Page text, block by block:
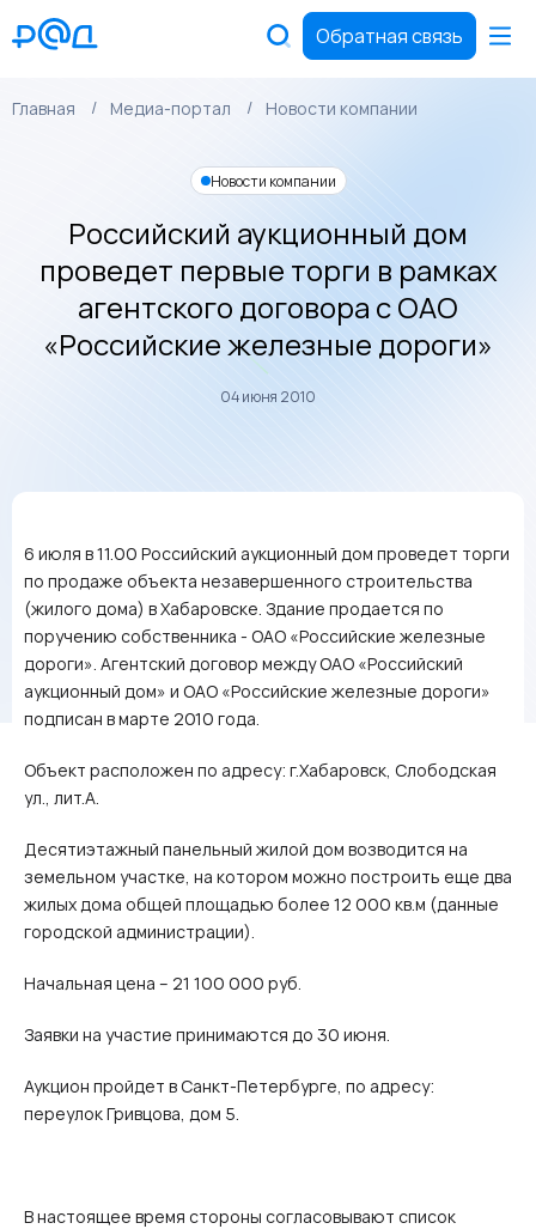
Обратная связь
Главная Медиа-портал Новости компании
Новости компании
Российский аукционный дом
проведет первые торги в рамках
агентского договора с ОАО
«Российские железные дороги»
04 июня 2010
6 июля в 11.00 Российский аукционный дом проведет торги
по продаже объекта незавершенного строительства
(жилого дома) в Хабаровске. Здание продается по
поручению собственника - ОАО «Российские железные
дороги». Агентский договор между ОАО «Российский
аукционный дом» и ОАО «Российские железные дороги»
подписан в марте 2010 года.
Объект расположен по адресу: г.Хабаровск, Слободская
ул., лит.А.
Десятиэтажный панельный жилой дом возводится на
земельном участке, на котором можно построить еще два
жилых дома общей площадью более 12 000 кв.м (данные
городской администрации).
Начальная цена – 21 100 000 руб.
Заявки на участие принимаются до 30 июня.
Аукцион пройдет в Санкт-Петербурге, по адресу:
переулок Гривцова, дом 5.
В настоящее время стороны согласовывают список